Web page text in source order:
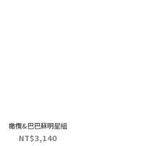
橄欖&巴巴蘇明星組
NT$3,140